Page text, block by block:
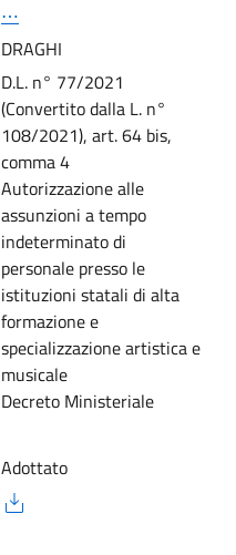
⋯
DRAGHI
D.L. n° 77/2021
(Convertito dalla L. n°
108/2021), art. 64 bis,
comma 4
Autorizzazione alle
assunzioni a tempo
indeterminato di
personale presso le
istituzioni statali di alta
formazione e
specializzazione artistica e
musicale
Decreto Ministeriale
Adottato